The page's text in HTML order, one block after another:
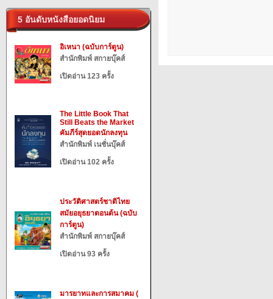
5 อันดับหนังสือยอดนิยม
อิเหนา (ฉบับการ์ตูน)
สำนักพิมพ์ สกายบุ๊คส์
เปิดอ่าน 123 ครั้ง
The Little Book That
Still Beats the Market
คัมภีร์สุดยอดนักลงทุน
สำนักพิมพ์ เนชั่นบุ๊คส์
เปิดอ่าน 102 ครั้ง
ประวัติศาสตร์ชาติไทย
สมัยอยุธยาตอนต้น (ฉบับ
การ์ตูน)
สำนักพิมพ์ สกายบุ๊คส์
เปิดอ่าน 93 ครั้ง
มารยาทและการสมาคม (